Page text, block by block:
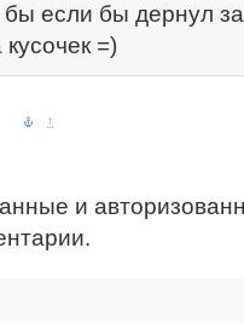
если бы дернул
=)
↑
и